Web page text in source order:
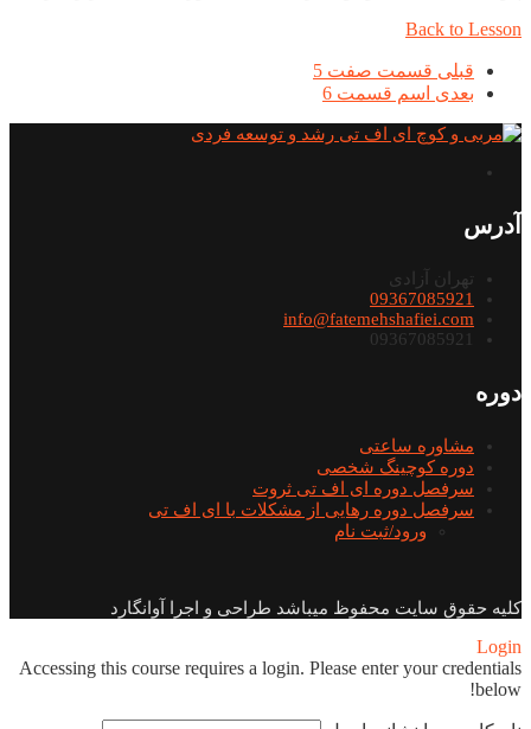
Back to Lesson
قبلی قسمت صفت 5
بعدی اسم قسمت 6
آدرس
تهران آزادی
09367085921
info@fatemehshafiei.com
09367085921
دوره
مشاوره ساعتی
دوره کوچینگ شخصی
سرفصل دوره ای اف تی ثروت
سرفصل دوره رهایی از مشکلات با ای اف تی
ورود/ثبت نام
کلیه حقوق سایت محفوظ میباشد طراحی و اجرا آوانگارد
Login
Accessing this course requires a login. Please enter your credentials
below!